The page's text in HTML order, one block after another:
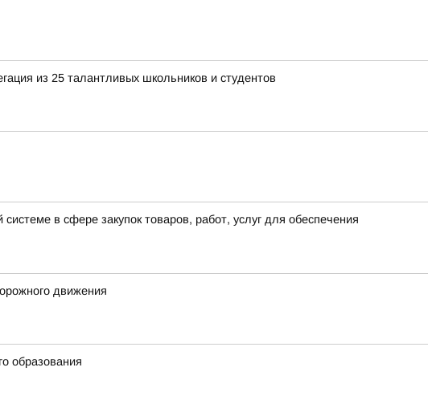
из 25 талантливых школьников и студентов
в сфере закупок товаров, работ, услуг для обеспечения
движения
образования